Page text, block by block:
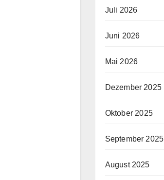
Juli 2026
Juni 2026
Mai 2026
Dezember 2025
Oktober 2025
September 2025
August 2025